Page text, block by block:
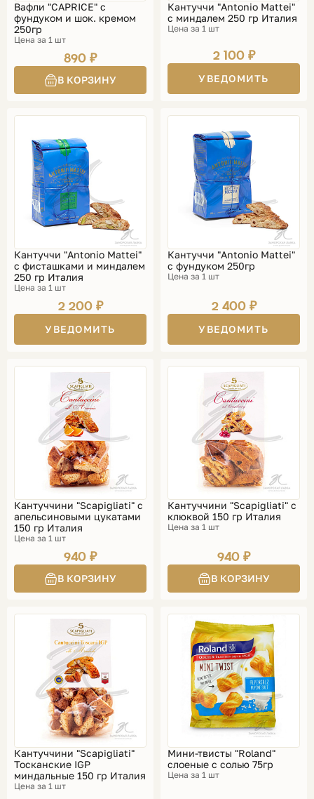
Вафли "CAPRICE" с
фундуком и шок. кремом
250гр
Цена за 1 шт
890 ₽
Кантуччи "Antonio Mattei"
с миндалем 250 гр Италия
Цена за 1 шт
2 100 ₽
УВЕДОМИТЬ
Кантуччи "Antonio Mattei"
с фисташками и миндалем
250 гр Италия
Цена за 1 шт
2 200 ₽
УВЕДОМИТЬ
Кантуччи "Antonio Mattei"
с фундуком 250гр
Цена за 1 шт
2 400 ₽
УВЕДОМИТЬ
Кантуччини "Scapigliati" с
апельсиновыми цукатами
150 гр Италия
Цена за 1 шт
940 ₽
Кантуччини "Scapigliati" с
клюквой 150 гр Италия
Цена за 1 шт
940 ₽
Кантуччини "Scapigliati"
Тосканские IGP
миндальные 150 гр Италия
Цена за 1 шт
Мини-твисты "Roland"
слоеные с солью 75гр
Цена за 1 шт